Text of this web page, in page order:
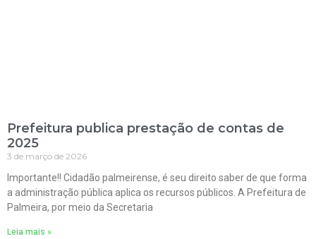
Prefeitura publica prestação de contas de
2025
3 de março de 2026
Importante!! Cidadão palmeirense, é seu direito saber de que forma
a administração pública aplica os recursos públicos. A Prefeitura de
Palmeira, por meio da Secretaria
Leia mais »